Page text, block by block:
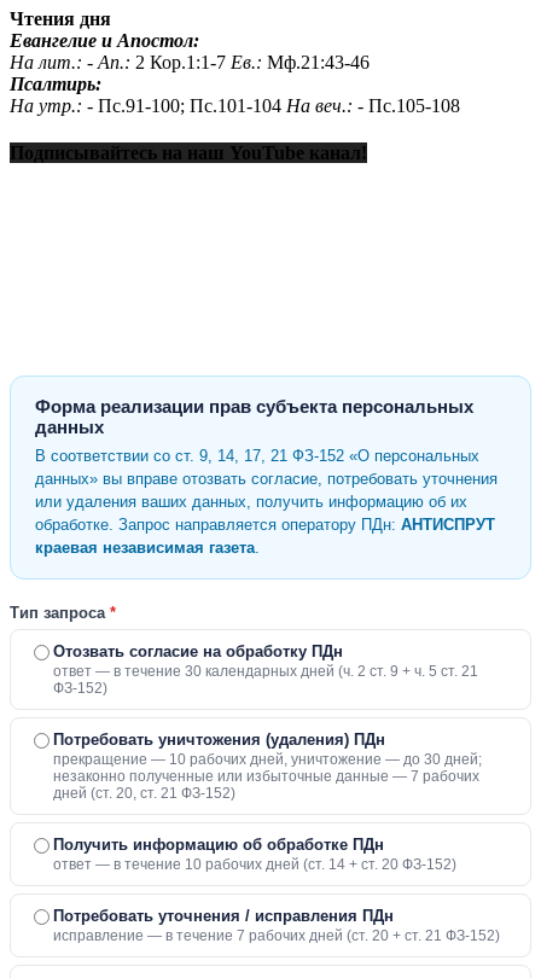
Чтения дня
Евангелие и Апостол:
На лит.: - Ап.: 2 Кор.1:1-7 Ев.: Мф.21:43-46
Псалтирь:
На утр.: - Пс.91-100; Пс.101-104 На веч.: - Пс.105-108
Подписывайтесь на наш YouTube канал!
Форма реализации прав субъекта персональных
данных
В соответствии со ст. 9, 14, 17, 21 ФЗ-152 «О персональных
данных» вы вправе отозвать согласие, потребовать уточнения
или удаления ваших данных, получить информацию об их
обработке. Запрос направляется оператору ПДн: АНТИСПРУТ
краевая независимая газета.
Тип запроса *
Отозвать согласие на обработку ПДн
ответ — в течение 30 календарных дней (ч. 2 ст. 9 + ч. 5 ст. 21
ФЗ-152)
Потребовать уничтожения (удаления) ПДн
прекращение — 10 рабочих дней, уничтожение — до 30 дней;
незаконно полученные или избыточные данные — 7 рабочих
дней (ст. 20, ст. 21 ФЗ-152)
Получить информацию об обработке ПДн
ответ — в течение 10 рабочих дней (ст. 14 + ст. 20 ФЗ-152)
Потребовать уточнения / исправления ПДн
исправление — в течение 7 рабочих дней (ст. 20 + ст. 21 ФЗ-152)